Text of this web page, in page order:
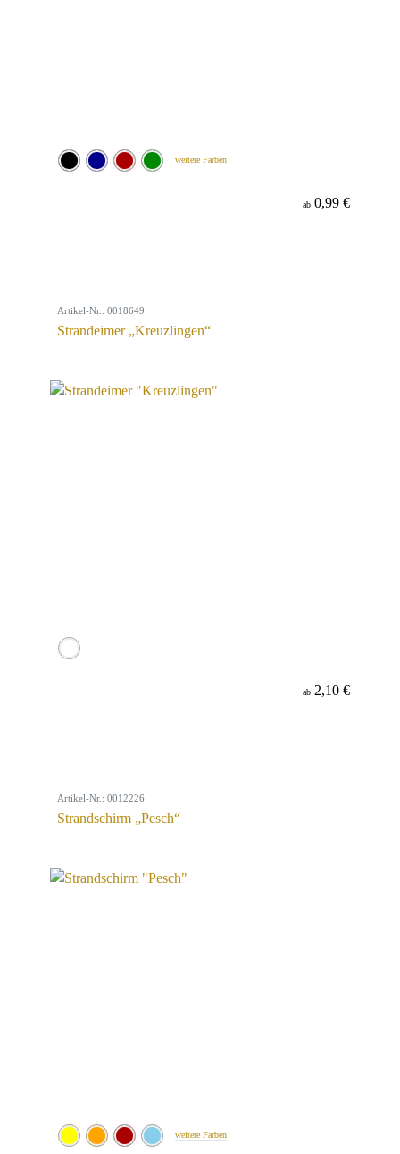
weitere Farben
ab 0,99 €
Artikel-Nr.: 0018649
Strandeimer „Kreuzlingen“
ab 2,10 €
Artikel-Nr.: 0012226
Strandschirm „Pesch“
weitere Farben